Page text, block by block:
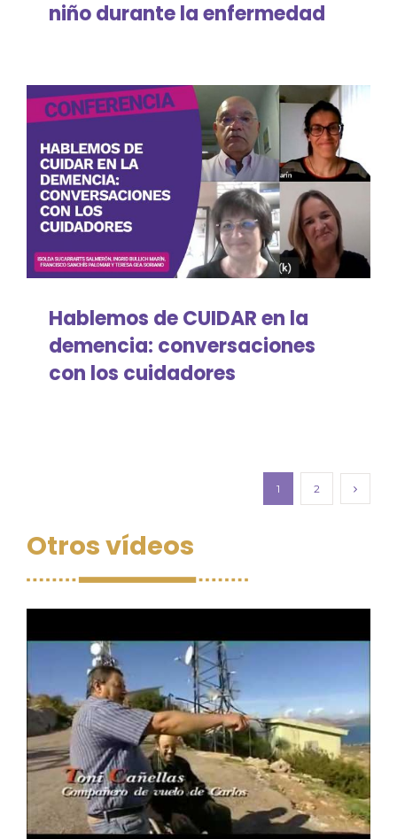
Gestiones legales
Reflexiones sobre la vida y la muerte
Voluntariado
niño durante la enfermedad
Hablemos de CUIDAR en la
demencia: conversaciones
con los cuidadores
1 2
Otros vídeos